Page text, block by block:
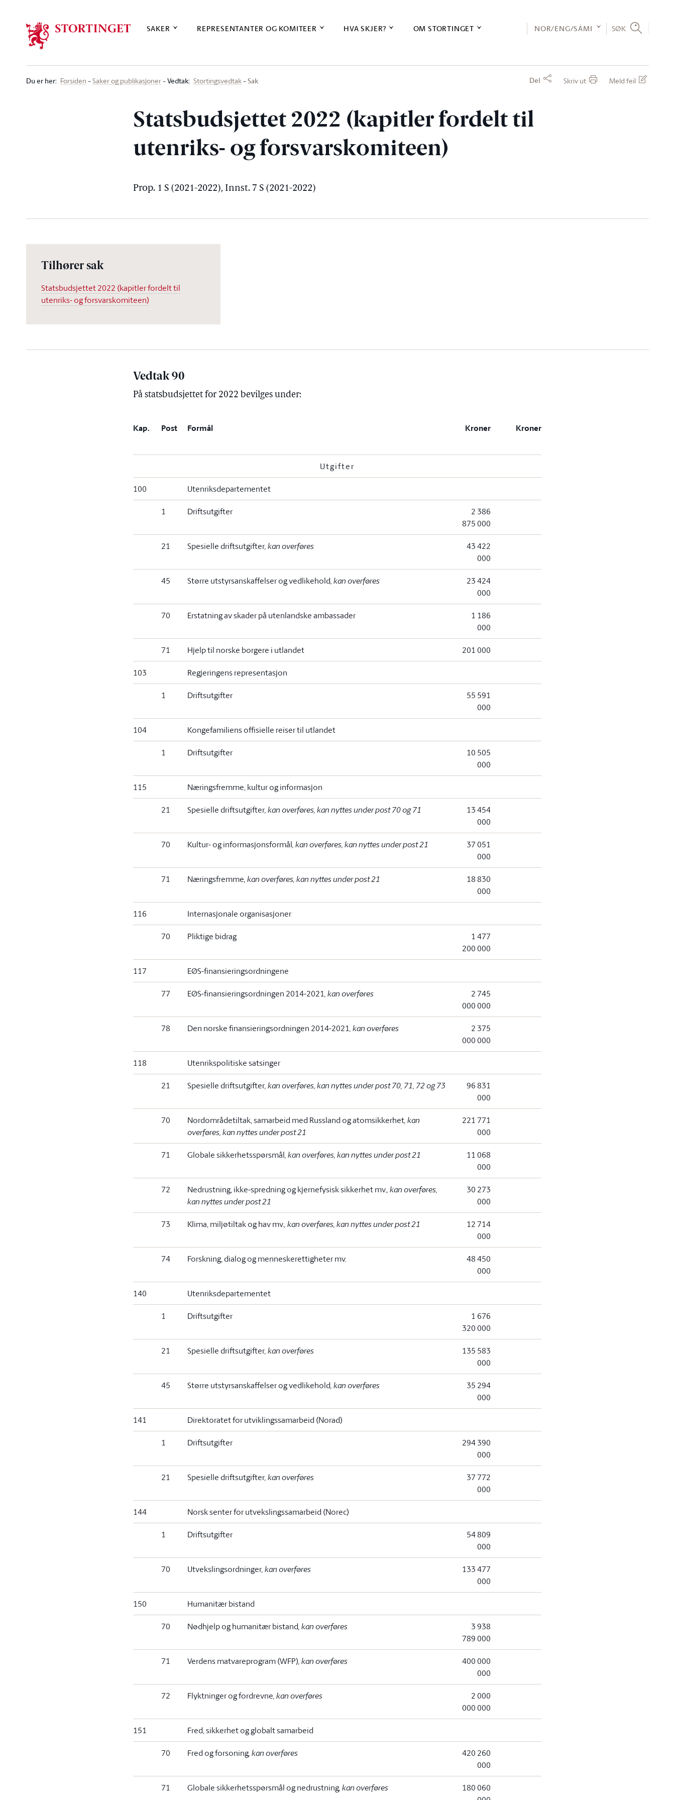
SAKER REPRESENTANTER OG KOMITEER HVA SKJER? OM STORTINGET NOR/ENG/SÁMI SØK
Du er her: Forsiden Saker og publikasjoner Vedtak: Stortingsvedtak Sak Del Skriv ut Meld feil
Statsbudsjettet 2022 (kapitler fordelt til
utenriks- og forsvarskomiteen)
Prop. 1 S (2021-2022), Innst. 7 S (2021-2022)
Tilhører sak
Statsbudsjettet 2022 (kapitler fordelt til
utenriks- og forsvarskomiteen)
Vedtak 90
På statsbudsjettet for 2022 bevilges under:
Kap. Post Formål Kroner Kroner
Utgifter
100 Utenriksdepartementet
1 Driftsutgifter
2 386
875 000
21 Spesielle driftsutgifter, kan overføres
43 422
000
45 Større utstyrsanskaffelser og vedlikehold, kan overføres
23 424
000
70 Erstatning av skader på utenlandske ambassader
1 186
000
71 Hjelp til norske borgere i utlandet 201 000
103 Regjeringens representasjon
1 Driftsutgifter
55 591
000
104 Kongefamiliens offisielle reiser til utlandet
1 Driftsutgifter
10 505
000
115 Næringsfremme, kultur og informasjon
21 Spesielle driftsutgifter, kan overføres, kan nyttes under post 70 og 71
13 454
000
70 Kultur- og informasjonsformål, kan overføres, kan nyttes under post 21
37 051
000
71 Næringsfremme, kan overføres, kan nyttes under post 21
18 830
000
116 Internasjonale organisasjoner
70 Pliktige bidrag
1 477
200 000
117 EØS-finansieringsordningene
77 EØS-finansieringsordningen 2014-2021, kan overføres
2 745
000 000
78 Den norske finansieringsordningen 2014-2021, kan overføres
2 375
000 000
118 Utenrikspolitiske satsinger
21 Spesielle driftsutgifter, kan overføres, kan nyttes under post 70, 71, 72 og 73
96 831
000
70 Nordområdetiltak, samarbeid med Russland og atomsikkerhet, kan
overføres, kan nyttes under post 21
221 771
000
71 Globale sikkerhetsspørsmål, kan overføres, kan nyttes under post 21
11 068
000
72 Nedrustning, ikke-spredning og kjernefysisk sikkerhet mv., kan overføres,
kan nyttes under post 21
30 273
000
73 Klima, miljøtiltak og hav mv., kan overføres, kan nyttes under post 21
12 714
000
74 Forskning, dialog og menneskerettigheter mv.
48 450
000
140 Utenriksdepartementet
1 Driftsutgifter
1 676
320 000
21 Spesielle driftsutgifter, kan overføres
135 583
000
45 Større utstyrsanskaffelser og vedlikehold, kan overføres
35 294
000
141 Direktoratet for utviklingssamarbeid (Norad)
1 Driftsutgifter
294 390
000
21 Spesielle driftsutgifter, kan overføres
37 772
000
144 Norsk senter for utvekslingssamarbeid (Norec)
1 Driftsutgifter
54 809
000
70 Utvekslingsordninger, kan overføres
133 477
000
150 Humanitær bistand
70 Nødhjelp og humanitær bistand, kan overføres
3 938
789 000
71 Verdens matvareprogram (WFP), kan overføres
400 000
000
72 Flyktninger og fordrevne, kan overføres
2 000
000 000
151 Fred, sikkerhet og globalt samarbeid
70 Fred og forsoning, kan overføres
420 260
000
71 Globale sikkerhetsspørsmål og nedrustning, kan overføres
180 060